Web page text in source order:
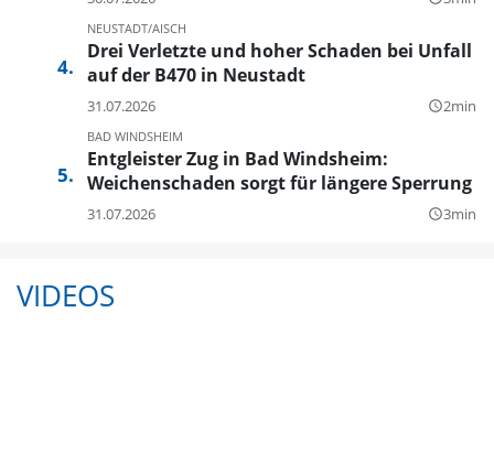
NEUSTADT/AISCH
Drei Verletzte und hoher Schaden bei Unfall
auf der B470 in Neustadt
31.07.2026 query_builder2min
BAD WINDSHEIM
Entgleister Zug in Bad Windsheim:
Weichenschaden sorgt für längere Sperrung
31.07.2026 query_builder3min
VIDEOS